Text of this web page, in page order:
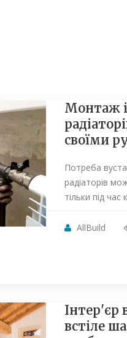
Монтаж
своїми
Потреба
радіаторів
тільки під час
AllBuild
Інтер'єр
встіле